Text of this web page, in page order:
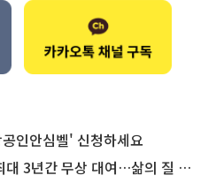
인안심벨' 신청하세요
년간 무상 대여…삶의 질 높인다